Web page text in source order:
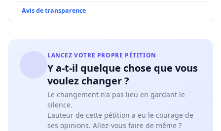
Avis de transparence
LANCEZ VOTRE PROPRE PÉTITION
Y a-t-il quelque chose que vous
voulez changer ?
Le changement n'a pas lieu en gardant le
silence.
L'auteur de cette pétition a eu le courage de
ses opinions. Allez-vous faire de même ?